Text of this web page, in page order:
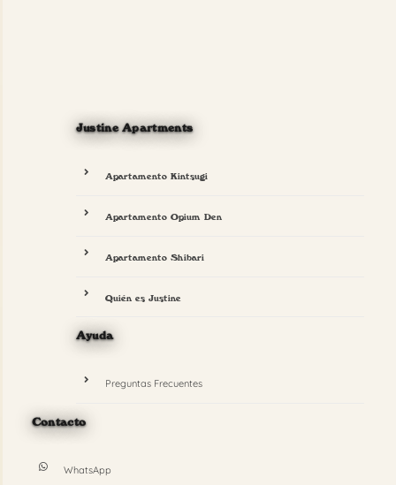
Justine Apartments
Apartamento Kintsugi
Apartamento Opium Den
Apartamento Shibari
Quién es Justine
Ayuda
Preguntas Frecuentes
Contacto
WhatsApp